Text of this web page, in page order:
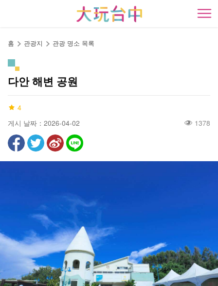
開
홈 관광지 관광 명소 목록
다안 해변 공원
4
게시 날짜：2026-04-02
1378